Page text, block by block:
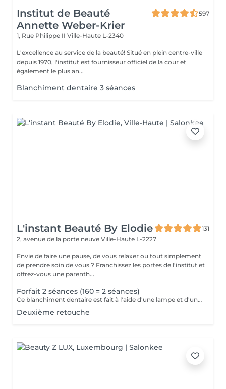
Institut de Beauté
Annette Weber-Krier
597
1, Rue Philippe II Ville-Haute L-2340
L'excellence au service de la beauté! Situé en plein centre-ville
depuis 1970, l'institut est fournisseur officiel de la cour et
également le plus an...
Blanchiment dentaire 3 séances
L'instant Beauté By Elodie
131
2, avenue de la porte neuve Ville-Haute L-2227
Envie de faire une pause, de vous relaxer ou tout simplement
de prendre soin de vous ? Franchissez les portes de l'institut et
offrez-vous une parenth...
Forfait 2 séances (160 = 2 séances)
Ce blanchiment dentaire est fait à l'aide d'une lampe et d'un gel blanchissant le résultat sont 100% garantis interdit aux femmes enceintes, allaitante, diabétiques
Deuxième retouche